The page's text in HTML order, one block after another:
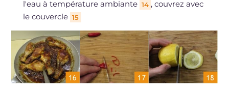
l'eau à température ambiante 14 , couvrez avec
le couvercle 15